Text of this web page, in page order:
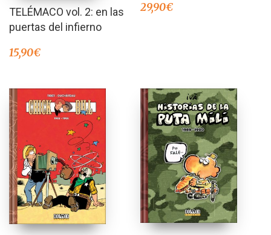
TELÉMACO vol. 2: en las
puertas del infierno
15,90€
29,90€